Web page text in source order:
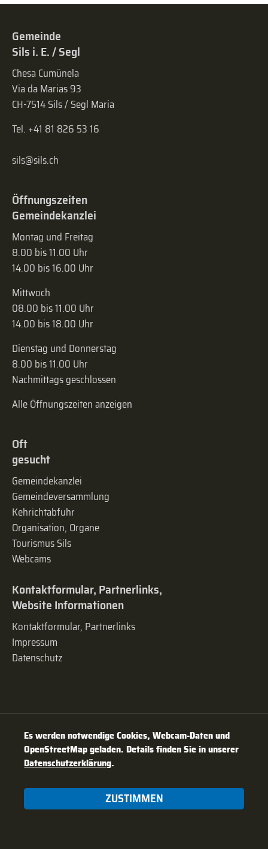
Gemeinde
Sils i. E. / Segl
Chesa Cumünela
Via da Marias 93
CH-7514 Sils / Segl Maria
Tel. +41 81 826 53 16
sils@sils.ch
Öffnungszeiten
Gemeindekanzlei
Montag und Freitag
8.00 bis 11.00 Uhr
14.00 bis 16.00 Uhr
Mittwoch
08.00 bis 11.00 Uhr
14.00 bis 18.00 Uhr
Dienstag und Donnerstag
8.00 bis 11.00 Uhr
Nachmittags geschlossen
Alle Öffnungszeiten anzeigen
Oft
gesucht
Gemeindekanzlei
Gemeinde­versammlung
Kehrichtabfuhr
Organisation, Organe
Tourismus Sils
Webcams
Kontaktformular, Partnerlinks,
Website Informationen
Kontaktformular, Partnerlinks
Impressum
Datenschutz
Es werden notwendige Cookies, Webcam-Daten und
OpenStreetMap geladen. Details finden Sie in unserer
Datenschutzerklärung.
ZUSTIMMEN